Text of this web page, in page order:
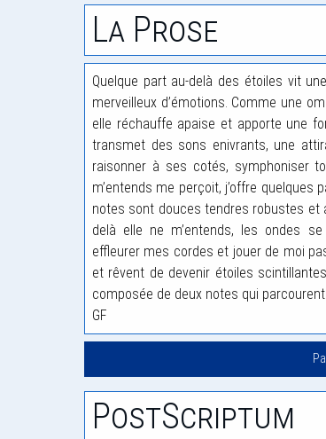
La Prose
Quelque part au-delà des étoiles vit
merveilleux d’émotions. Comme une
elle réchauffe apaise et apporte une
transmet des sons enivrants, une
raisonner à ses cotés, symphoniser
m’entends me perçoit, j’offre
notes sont douces tendres robustes et
delà elle ne m’entends, les ondes
effleurer mes cordes et jouer de moi
et rêvent de devenir étoiles
composée de deux notes qui parcourent
GF
PostScriptum